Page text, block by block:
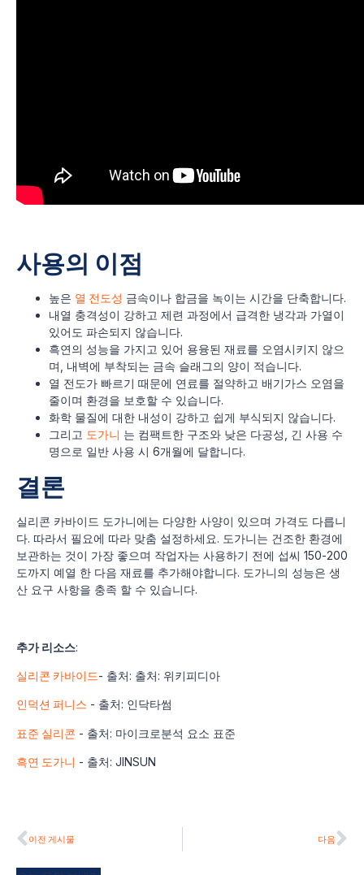
사용의 이점
높은 열 전도성 금속이나 합금을 녹이는 시간을 단축합니다.
내열 충격성이 강하고 제련 과정에서 급격한 냉각과 가열이
있어도 파손되지 않습니다.
흑연의 성능을 가지고 있어 용융된 재료를 오염시키지 않으
며, 내벽에 부착되는 금속 슬래그의 양이 적습니다.
열 전도가 빠르기 때문에 연료를 절약하고 배기가스 오염을
줄이며 환경을 보호할 수 있습니다.
화학 물질에 대한 내성이 강하고 쉽게 부식되지 않습니다.
그리고 도가니 는 컴팩트한 구조와 낮은 다공성, 긴 사용 수
명으로 일반 사용 시 6개월에 달합니다.
결론
실리콘 카바이드 도가니에는 다양한 사양이 있으며 가격도 다릅니
다. 따라서 필요에 따라 맞춤 설정하세요. 도가니는 건조한 환경에
보관하는 것이 가장 좋으며 작업자는 사용하기 전에 섭씨 150-200
도까지 예열 한 다음 재료를 추가해야합니다. 도가니의 성능은 생
산 요구 사항을 충족 할 수 있습니다.
추가 리소스:
실리콘 카바이드- 출처: 출처: 위키피디아
인덕션 퍼니스 - 출처: 인닥타썸
표준 실리콘 - 출처: 마이크로분석 요소 표준
흑연 도가니 - 출처: JINSUN
이전 게시물 다음